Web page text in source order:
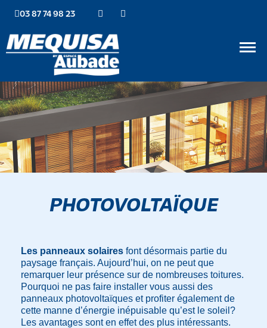
03 87 74 98 23
PHOTOVOLTAÏQUE
Les panneaux solaires font désormais partie du
paysage français. Aujourd’hui, on ne peut que
remarquer leur présence sur de nombreuses toitures.
Pourquoi ne pas faire installer vous aussi des
panneaux photovoltaïques et profiter également de
cette manne d’énergie inépuisable qu’est le soleil?
Les avantages sont en effet des plus intéressants.